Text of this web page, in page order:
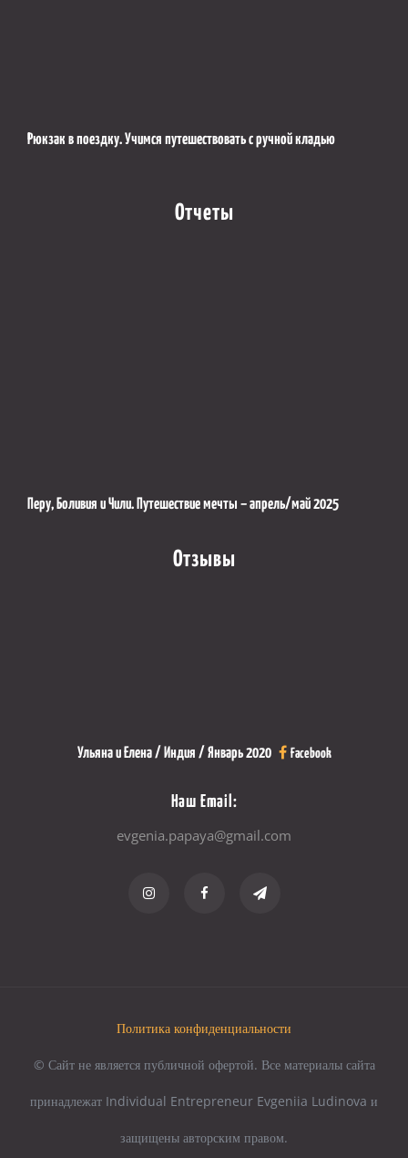
Рюкзак в поездку. Учимся путешествовать с ручной кладью
Отчеты
Перу, Боливия и Чили. Путешествие мечты – апрель/май 2025
Отзывы
Ульяна и Елена / Индия / Январь 2020 Facebook
Наш Email:
evgenia.papaya@gmail.com
© Сайт не является публичной офертой. Все материалы сайта
принадлежат Individual Entrepreneur Evgeniia Ludinova и
защищены авторским правом.
Политика конфиденциальности